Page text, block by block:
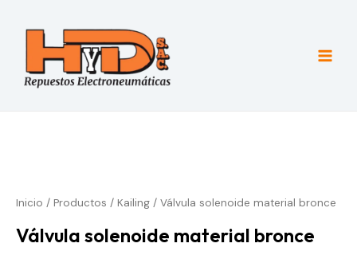
contenido
Main
Inicio / Productos / Kailing / Válvula solenoide material bronce
Válvula solenoide material bronce